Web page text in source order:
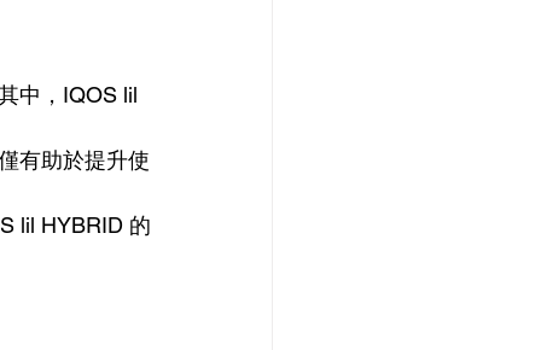
中，IQOS lil
有助於提升使
lil HYBRID 的